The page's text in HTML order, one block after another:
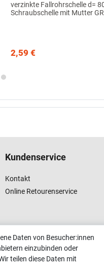
verzinkte Fallrohrschelle d=
Schraubschelle mit Mutter
2,59 €
Kundenservice
Kontakt
Online Retourenservice
Daten von Besucher:innen
einzubinden oder
teilen diese Daten mit